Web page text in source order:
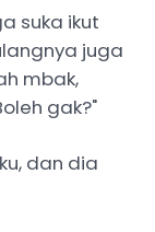
suka ikut
juga
mbak,
gak?"
dan dia